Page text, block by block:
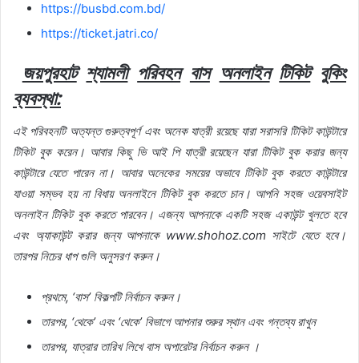
https://busbd.com.bd/
https://ticket.jatri.co/
জয়পুরহাট শ্যামলী পরিবহন বাস অনলাইন টিকিট বুকিং
ব্যবস্থা:
এই পরিবহনটি অত্যন্ত গুরুত্বপূর্ণ এবং অনেক যাত্রী রয়েছে যারা সরাসরি টিকিট কাউন্টারে
টিকিট বুক করেন। আবার কিছু ভি আই পি যাত্রী রয়েছেন যারা টিকিট বুক করার জন্য
কাউন্টারে যেতে পারেন না। আবার অনেকের সময়ের অভাবে টিকিট বুক করতে কাউন্টারে
যাওয়া সম্ভব হয় না বিধায় অনলাইনে টিকিট বুক করতে চান। আপনি সহজ ওয়েবসাইট
অনলাইন টিকিট বুক করতে পারবেন। এজন্য আপনাকে একটি সহজ একাউন্ট খুলতে হবে
এবং অ্যাকাউন্ট করার জন্য আপনাকেwww.shohoz.com সাইটে যেতে হবে।
তারপর নিচের ধাপ গুলি অনুসরণ করুন।
প্রথমে, ‘বাস’ বিকল্পটি নির্বাচন করুন।
তারপর, ‘থেকে’ এবং ‘থেকে’ বিভাগে আপনার শুরুর স্থান এবং গন্তব্য রাখুন
তারপর, যাত্রার তারিখ লিখে বাস অপারেটর নির্বাচন করুন ।